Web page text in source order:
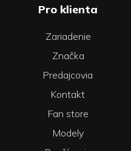
Pro klienta
Zariadenie
Značka
Predajcovia
Kontakt
Fan store
Modely